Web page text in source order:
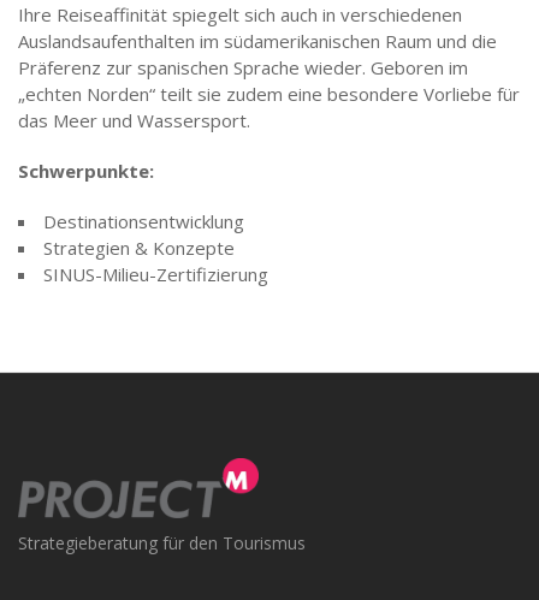
Ihre Reiseaffinität spiegelt sich auch in verschiedenen
Auslandsaufenthalten im südamerikanischen Raum und die
Präferenz zur spanischen Sprache wieder. Geboren im
„echten Norden“ teilt sie zudem eine besondere Vorliebe für
das Meer und Wassersport.
Schwerpunkte:
Destinationsentwicklung
Strategien & Konzepte
SINUS-Milieu-Zertifizierung
Strategieberatung für den Tourismus